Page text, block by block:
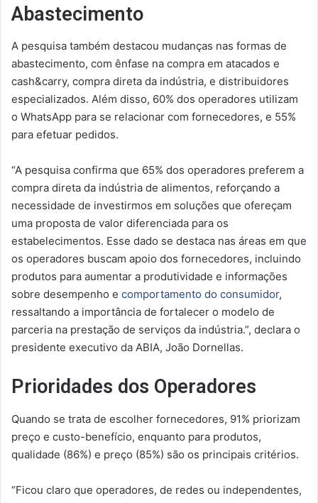
Abastecimento
A pesquisa também destacou mudanças nas formas de
abastecimento, com ênfase na compra em atacados e
cash&carry, compra direta da indústria, e distribuidores
especializados. Além disso, 60% dos operadores utilizam
o WhatsApp para se relacionar com fornecedores, e 55%
para efetuar pedidos.
“A pesquisa confirma que 65% dos operadores preferem a
compra direta da indústria de alimentos, reforçando a
necessidade de investirmos em soluções que ofereçam
uma proposta de valor diferenciada para os
estabelecimentos. Esse dado se destaca nas áreas em que
os operadores buscam apoio dos fornecedores, incluindo
produtos para aumentar a produtividade e informações
sobre desempenho e comportamento do consumidor,
ressaltando a importância de fortalecer o modelo de
parceria na prestação de serviços da indústria.”, declara o
presidente executivo da ABIA, João Dornellas.
Prioridades dos Operadores
Quando se trata de escolher fornecedores, 91% priorizam
preço e custo-benefício, enquanto para produtos,
qualidade (86%) e preço (85%) são os principais critérios.
“Ficou claro que operadores, de redes ou independentes,